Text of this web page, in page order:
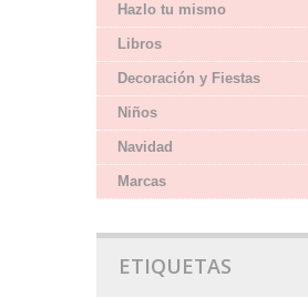
Hazlo tu mismo
Libros
Decoración y Fiestas
Niños
Navidad
Marcas
ETIQUETAS